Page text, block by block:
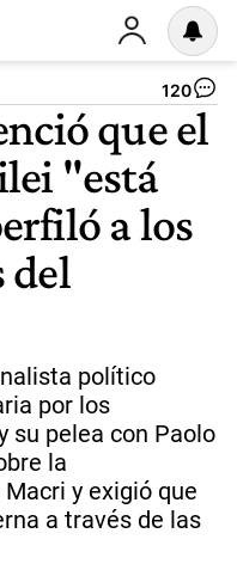
120
que el
"está
a los
del
político
por los
su pelea con Paolo
la
y exigió que
a través de las